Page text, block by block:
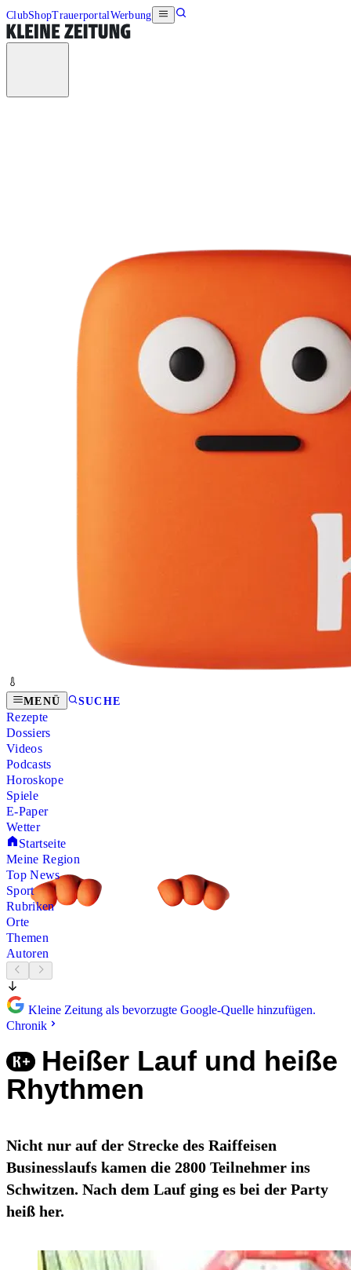
ClubShopTrauerportalWerbung
MENÜ SUCHE
Rezepte
Dossiers
Videos
Podcasts
Horoskope
Spiele
E-Paper
Wetter
Startseite
Meine Region
Top News
Sport
Rubriken
Orte
Themen
Autoren
Kleine Zeitung als bevorzugte Google-Quelle hinzufügen.
Chronik
Heißer Lauf und heiße
Rhythmen
Nicht nur auf der Strecke des Raiffeisen
Businesslaufs kamen die 2800 Teilnehmer ins
Schwitzen. Nach dem Lauf ging es bei der Party
heiß her.